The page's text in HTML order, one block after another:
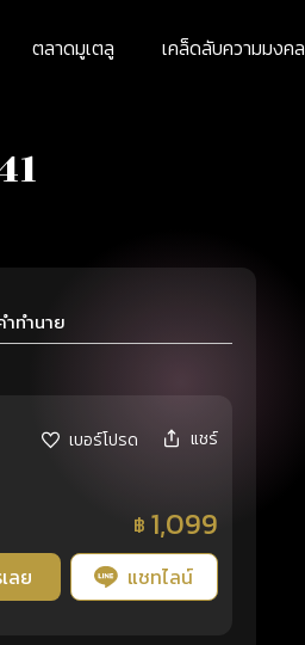
ตลาดมูเตลู เคล็ดลับความมงคล
ทำนาย
เบอร์โปรด แชร์
฿ 1,099
ลย แชทไลน์